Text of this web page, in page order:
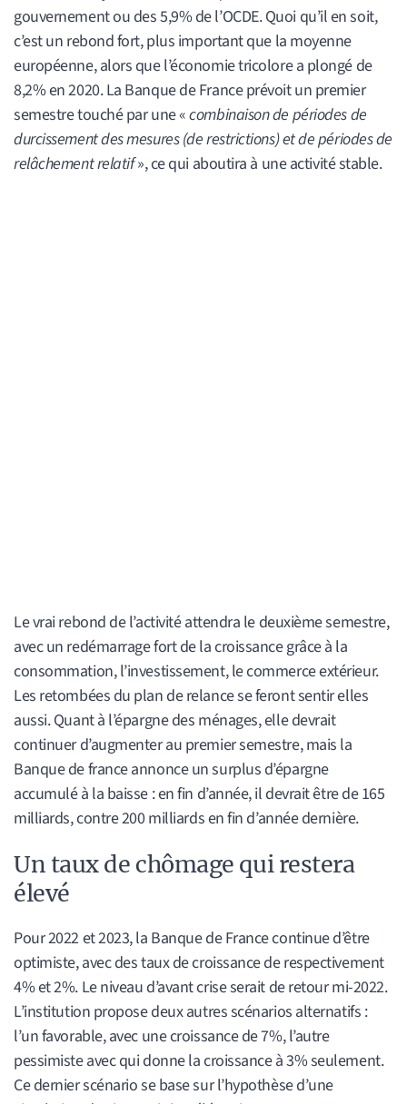
gouvernement ou des 5,9% de l’OCDE. Quoi qu’il en soit,
c’est un rebond fort, plus important que la moyenne
européenne, alors que l’économie tricolore a plongé de
8,2% en 2020. La Banque de France prévoit un premier
semestre touché par une «combinaison de périodes de
durcissement des mesures (de restrictions) et de périodes de
relâchement relatif», ce qui aboutira à une activité stable.
Le vrai rebond de l’activité attendra le deuxième semestre,
avec un redémarrage fort de la croissance grâce à la
consommation, l’investissement, le commerce extérieur.
Les retombées du plan de relance se feront sentir elles
aussi. Quant à l’épargne des ménages, elle devrait
continuer d’augmenter au premier semestre, mais la
Banque de france annonce un surplus d’épargne
accumulé à la baisse : en fin d’année, il devrait être de 165
milliards, contre 200 milliards en fin d’année dernière.
Un taux de chômage qui restera
élevé
Pour 2022 et 2023, la Banque de France continue d’être
optimiste, avec des taux de croissance de respectivement
4% et 2%. Le niveau d’avant crise serait de retour mi-2022.
L’institution propose deux autres scénarios alternatifs :
l’un favorable, avec une croissance de 7%, l’autre
pessimiste avec qui donne la croissance à 3% seulement.
Ce dernier scénario se base sur l’hypothèse d’une